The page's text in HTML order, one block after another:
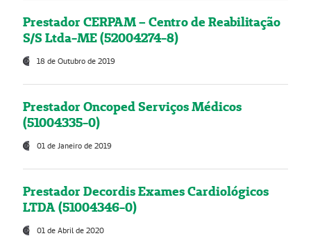
Prestador CERPAM – Centro de Reabilitação
S/S Ltda-ME (52004274-8)
18 de Outubro de 2019
Prestador Oncoped Serviços Médicos
(51004335-0)
01 de Janeiro de 2019
Prestador Decordis Exames Cardiológicos
LTDA (51004346-0)
01 de Abril de 2020